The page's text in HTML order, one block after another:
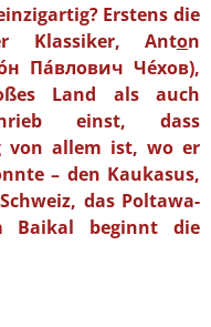
Erstens die
Klassiker, Anton
Па́влович Чéхов),
Land als auch
einst, dass
von allem ist, wo er
– den Kaukasus,
das Poltawa-
Baikal beginnt die